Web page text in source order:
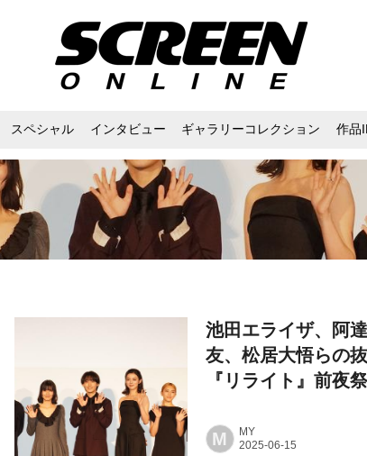
スペシャル インタビュー ギャラリーコレクション 作品
池田エライザ、阿
友、松居大悟ら
『リライト』前夜
M MY